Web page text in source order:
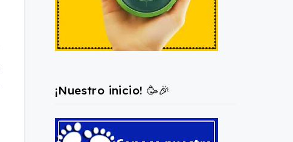
¡Nuestro inicio! 🥳🎉